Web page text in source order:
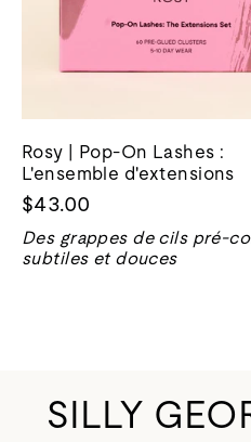
Rosy | Pop-On Lashes :
L'ensemble d'extensions
$43.00
Des grappes de cils pré-
subtiles et douces
SILLY